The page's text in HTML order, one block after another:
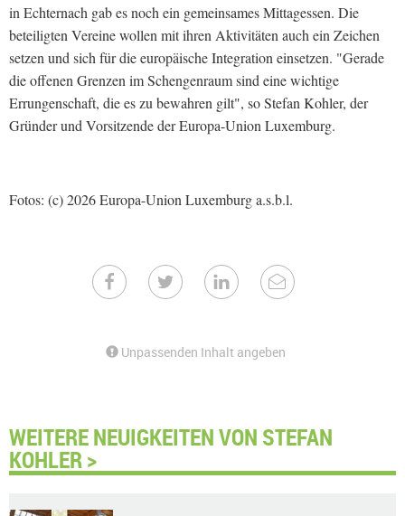
in Echternach gab es noch ein gemeinsames Mittagessen. Die
beteiligten Vereine wollen mit ihren Aktivitäten auch ein Zeichen
setzen und sich für die europäische Integration einsetzen. "Gerade
die offenen Grenzen im Schengenraum sind eine wichtige
Errungenschaft, die es zu bewahren gilt", so Stefan Kohler, der
Gründer und Vorsitzende der Europa-Union Luxemburg.
Fotos: (c) 2026 Europa-Union Luxemburg a.s.b.l.
Unpassenden Inhalt angeben
WEITERE NEUIGKEITEN VON STEFAN
KOHLER >